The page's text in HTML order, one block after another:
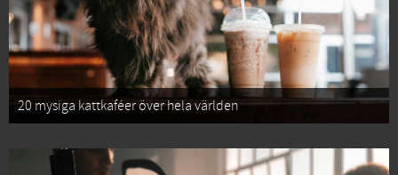
20 mysiga kattkaféer över hela världen